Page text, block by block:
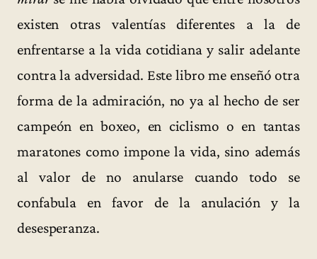
existen otras valentías diferentes a la de
enfrentarse a la vida cotidiana y salir adelante
contra la adversidad. Este libro me enseñó otra
forma de la admiración, no ya al hecho de ser
campeón en boxeo, en ciclismo o en tantas
maratones como impone la vida, sino además
al valor de no anularse cuando todo se
confabula en favor de la anulación y la
desesperanza.